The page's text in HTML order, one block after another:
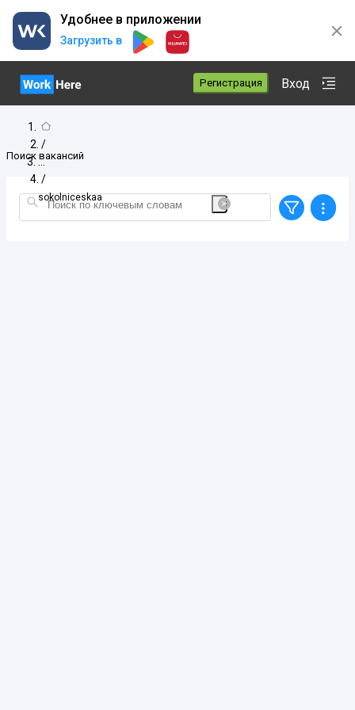
Удобнее в приложении
Загрузить в
Регистрация Вход
/
/
sokolniceskaa
Поиск вакансий